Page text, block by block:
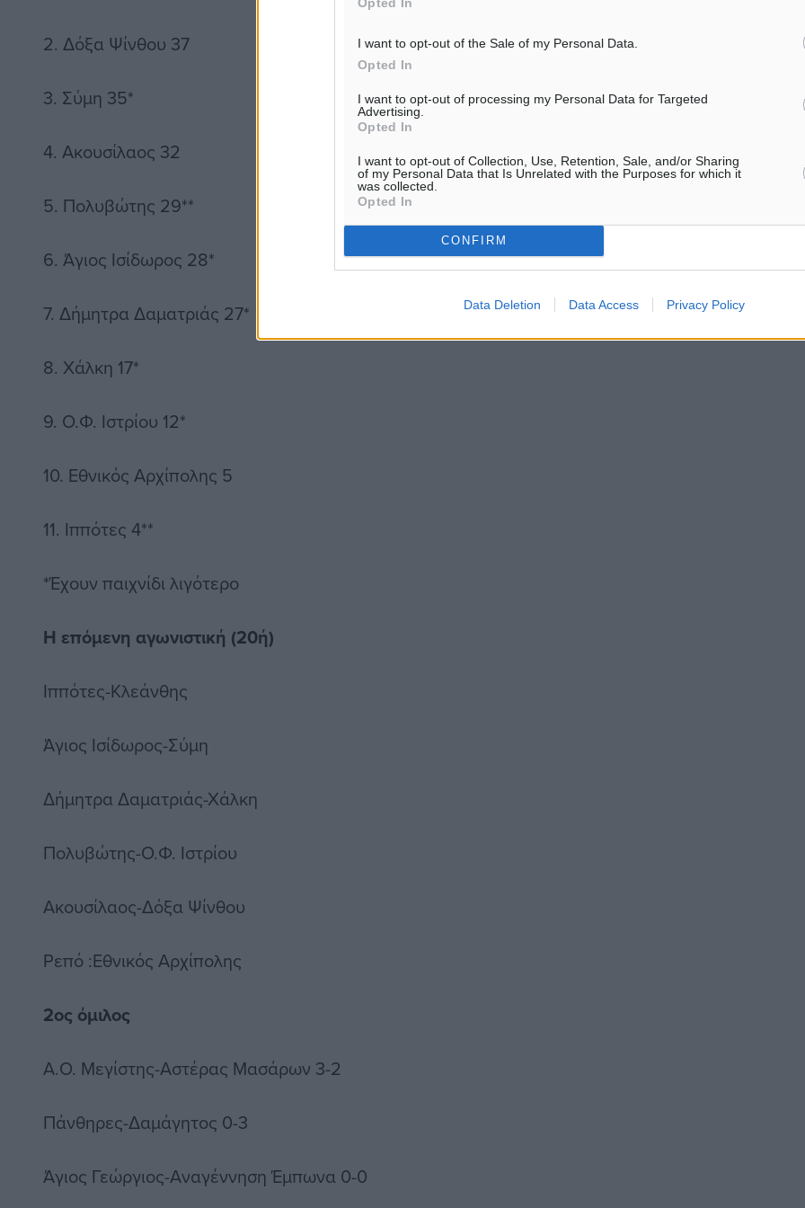
I want to opt-out of the Sale of my Personal Data.
Opted In
I want to opt-out of processing my Personal Data for Targeted
Advertising.
Opted In
I want to opt-out of Collection, Use, Retention, Sale, and/or Sharing
of my Personal Data that Is Unrelated with the Purposes for which it
was collected.
Opted In
CONFIRM
Data Deletion Data Access Privacy Policy
2. Δόξα Ψίνθου 37
3. Σύμη 35*
4. Ακουσίλαος 32
5. Πολυβώτης 29**
6. Άγιος Ισίδωρος 28*
7. Δήμητρα Δαματριάς 27*
8. Χάλκη 17*
9. Ο.Φ. Ιστρίου 12*
10. Εθνικός Αρχίπολης 5
11. Ιππότες 4**
*Έχουν παιχνίδι λιγότερο
Η επόμενη αγωνιστική (20ή)
Ιππότες-Κλεάνθης
Άγιος Ισίδωρος-Σύμη
Δήμητρα Δαματριάς-Χάλκη
Πολυβώτης-Ο.Φ. Ιστρίου
Ακουσίλαος-Δόξα Ψίνθου
Ρεπό :Εθνικός Αρχίπολης
2ος όμιλος
Α.Ο. Μεγίστης-Αστέρας Μασάρων 3-2
Πάνθηρες-Δαμάγητος 0-3
Άγιος Γεώργιος-Αναγέννηση Έμπωνα 0-0